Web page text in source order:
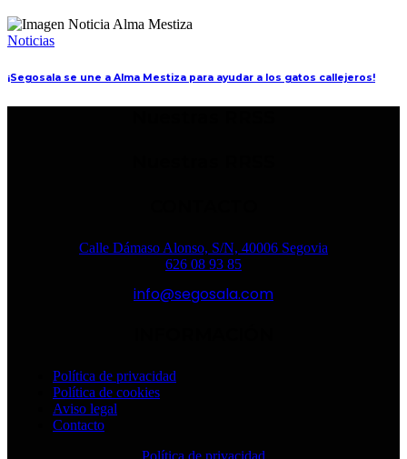
Noticias
¡Segosala se une a Alma Mestiza para ayudar a los gatos callejeros!
Calle Dámaso Alonso, S/N, 40006 Segovia
626 08 93 85
info@segosala.com
Política de privacidad
Política de cookies
Aviso legal
Contacto
Política de privacidad